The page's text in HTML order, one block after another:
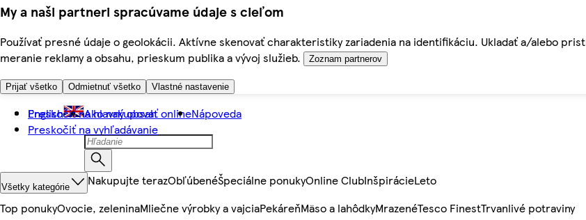
My a naši partneri spracúvame údaje s cieľom
Používať presné údaje o geolokácii. Aktívne skenovať charakteristiky zariadenia na identifikáciu. Ukladať a/alebo
meranie reklamy a obsahu, prieskum publika a vývoj služieb.
Zoznam partnerov
Prijať všetko Odmietnuť všetko Vlastné nastavenie
Preskočiť na hlavný obsah
Preskočiť na vyhľadávanie
English Ako nakupovať onlineNápoveda
Všetky kategórie Nakupujte terazObľúbenéŠpeciálne ponukyOnline ClubInšpirácieLeto
Top ponukyOvocie, zeleninaMliečne výrobky a vajciaPekáreňMäso a lahôdkyMrazenéTesco FinestTrvanlivé potraviny